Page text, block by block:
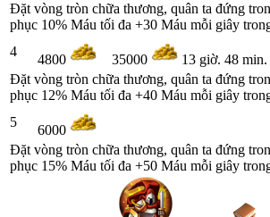
Đặt vòng tròn chữa thương, quân ta đứng
phục 10% Máu tối đa +30 Máu mỗi giây
4
4800 35000 13 giờ. 48 min.
Đặt vòng tròn chữa thương, quân ta đứng
phục 12% Máu tối đa +40 Máu mỗi giây
5
6000
Đặt vòng tròn chữa thương, quân ta đứng
phục 15% Máu tối đa +50 Máu mỗi giây